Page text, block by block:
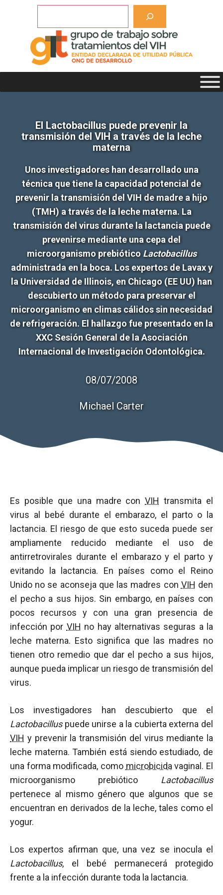
El Lactobacillus puede prevenir la
transmisión del VIH a través de la leche
materna
Unos investigadores han desarrollado una
técnica que tiene la capacidad potencial de
prevenir la transmisión del VIH de madre a hijo
(TMH) a través de la leche materna. La
transmisión del virus durante la lactancia puede
prevenirse mediante una cepa del
microorganismo prebióticoLactobacillus
administrada en la boca. Los expertos de Lavax y
la Universidad de Illinois, en Chicago (EE UU) han
descubierto un método para preservar el
microorganismo en climas cálidos sin necesidad
de refrigeración. El hallazgo fue presentado en la
XXC Sesión General de la Asociación
Internacional de Investigación Odontológica.
08/07/2008
Michael Carter
Es posible que una madre conVIH transmita el
virus al bebé durante el embarazo, el parto o la
lactancia. El riesgo de que esto suceda puede ser
ampliamente reducido mediante el uso de
antirretrovirales durante el embarazo y el parto y
evitando la lactancia. En países como el Reino
Unido no se aconseja que las madres con VIH den
el pecho a sus hijos. Sin embargo, en países con
pocos recursos y con una gran presencia de
infección por VIH no hay alternativas seguras a la
leche materna. Esto significa que las madres no
tienen otro remedio que dar el pecho a sus hijos,
aunque pueda implicar un riesgo de transmisión del
virus.
Los investigadores han descubierto que el
Lactobacilluspuede unirse a la cubierta externa del
VIH y prevenir la transmisión del virus mediante la
leche materna. También está siendo estudiado, de
una forma modificada, como microbicida vaginal. El
microorganismo prebiótico Lactobacillus
pertenece al mismo género que algunos que se
encuentran en derivados de la leche, tales como el
yogur.
Los expertos afirman que, una vez se inocula el
Lactobacillus, el bebé permanecerá protegido
frente a la infección durante toda la lactancia.